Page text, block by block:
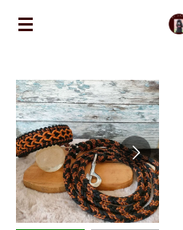
Ga
de
hoofdinhoud